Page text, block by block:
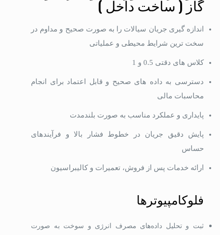
گاز ( ساخت داخل )
اندازه گیری جریان سیالات را به صورت صحیح و مداوم در
سخت ترین شرایط محیطی و عملیاتی
کلاس های دقتی 0.5 و 1
دسترسی به داده های صحیح و قابل اعتماد برای انجام
محاسبات مالی
پایداری و عملکرد مناسب به صورت بلندمدت
پایش دقیق جریان در خطوط فشار بالا و فرآیندهای
حساس
ارائه خدمات پس از فروش، تعمیرات و کالیبراسیون
فلوکامپیوترها
ثبت و تحلیل داده‌های مصرف انرژی و سوخت به صورت